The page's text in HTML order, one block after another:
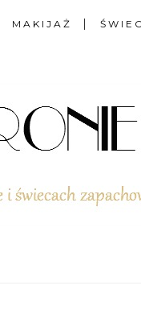
MAKIJAŻ